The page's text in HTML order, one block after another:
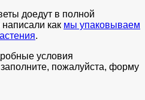
доедут в полной
как мы упаковываем
.
условия
пожалуйста, форму